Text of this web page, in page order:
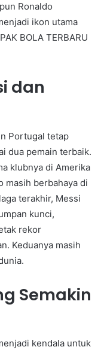
Ronaldo
ikon utama
BOLA TERBARU
dan
Portugal tetap
dua pemain terbaik.
klubnya di Amerika
masih berbahaya di
terakhir, Messi
kunci,
rekor
Keduanya masih
Semakin
kendala untuk